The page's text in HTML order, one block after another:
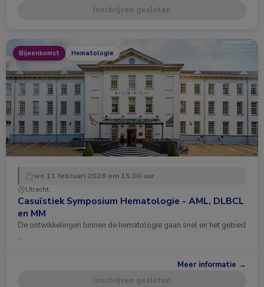
Inschrijven gesloten
Bijeenkomst Hematologie
wo 11 februari 2026 om 15:00 uur
Utrecht
Casuïstiek Symposium Hematologie - AML, DLBCL
en MM
De ontwikkelingen binnen de hematologie gaan snel en het gebied
…
Meer informatie →
Inschrijven gesloten